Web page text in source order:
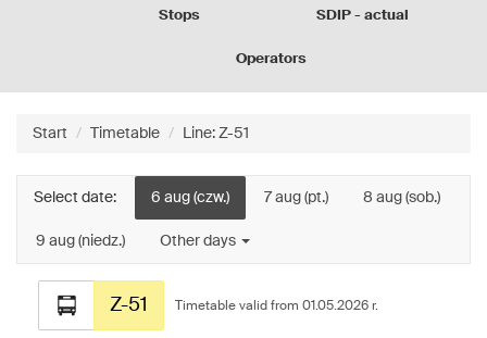
Stops
SDIP - actual
Operators
Start Timetable Line: Z-51
Select date: 6 aug (czw.) 7 aug (pt.) 8 aug (sob.)
9 aug (niedz.) Other days
Z-51
for
Timetable valid from 01.05.2026 r.